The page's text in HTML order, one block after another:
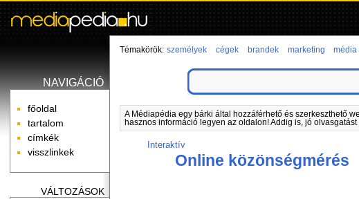
NAVIGÁCIÓ
főoldal
tartalom
címkék
visszlinkek
VÁLTOZÁSOK
Témakörök: személyek cégek brandek marketing média
A Médiapédia egy bárki által hozzáférhető és szerkeszthető
hasznos információ legyen az oldalon! Addig is, jó olvasgatást
Interaktív
Online közönségmérés